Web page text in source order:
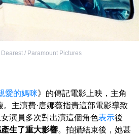
/ Paramount Pictures
愛的媽咪》的傳記電影上映，主角
。主演費·唐娜薇指責這部電影導致
演員多次對出演這個角色表示後
生了重大影響。拍攝結束後，她甚